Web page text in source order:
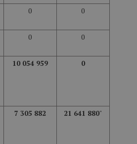
0 0
0 0
10 054 959 0
7 305 882 21 641 880"